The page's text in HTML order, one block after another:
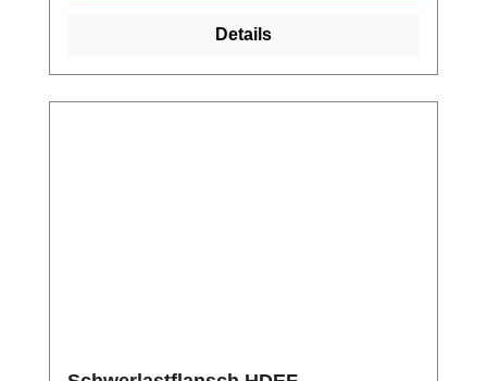
Details